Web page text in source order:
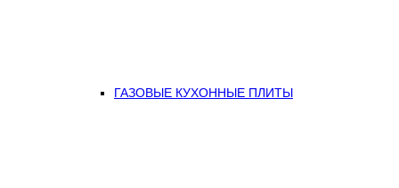
ГАЗОВЫЕ КУХОННЫЕ ПЛИТЫ